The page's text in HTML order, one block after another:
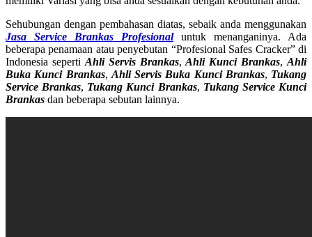
Sehubungan dengan pembahasan diatas, sebaik anda menggunakan
Jasa Service Brankas Profesionaluntuk menanganinya. Ada
beberapa penamaan atau penyebutan “Profesional Safes Cracker” di
Indonesia seperti Ahli Servis Brankas,Ahli Kunci Brankas, Ahli
Buka Kunci Brankas, Ahli Servis Buka Kunci Brankas, Tukang
Service Brankas, Tukang Kunci Brankas, Tukang Service Kunci
Brankas dan beberapa sebutan lainnya.